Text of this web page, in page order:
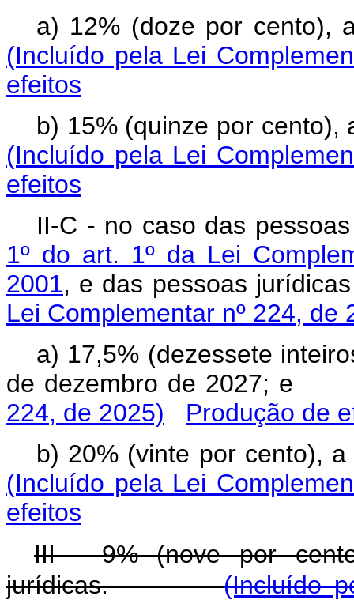
a) 12% (doze por
(Incluído pela Lei
efeitos
b) 15% (quinze por
(Incluído pela Lei
efeitos
II-C - no caso das
1º do art. 1º da Lei
2001, e das pessoas
Lei Complementar nº 224, de
a) 17,5% (dezessete
de dezembro de 2027;
224, de 2025)
Produção de
b) 20% (vinte por
(Incluído pela Lei
efeitos
III - 9% (nove por
jurídicas.(Incluído